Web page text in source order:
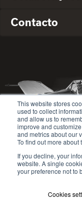
This website stores
used to collect
and allow us to
improve and
and metrics about our
To find out more
If you decline, your
website. A single
your preference not to
Cookies
Contacto
© 2020-
Site